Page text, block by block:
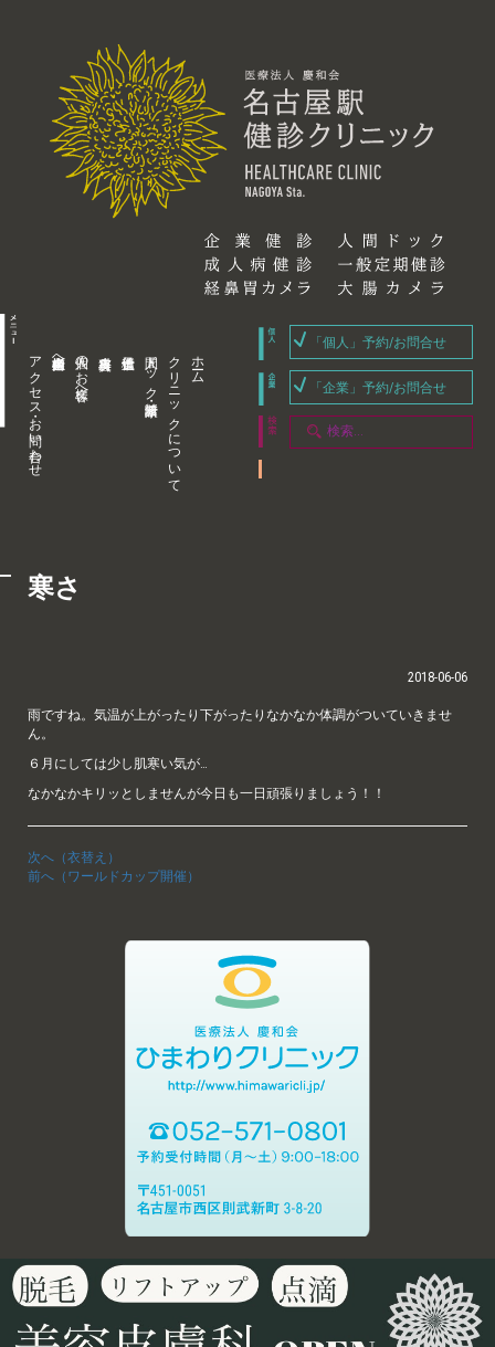
アクセス・お問い合わせ 企業内担当者様へ 個人のお客様へ 人間ドック・健康診断 クリニックについて ホーム
「個人」予約/お問合せ
「企業」予約/お問合せ
寒さ
2018-06-06
雨ですね。気温が上がったり下がったりなかなか体調がついていきませ
ん。
６月にしては少し肌寒い気が…
なかなかキリッとしませんが今日も一日頑張りましょう！！
次へ（衣替え）
前へ（ワールドカップ開催）